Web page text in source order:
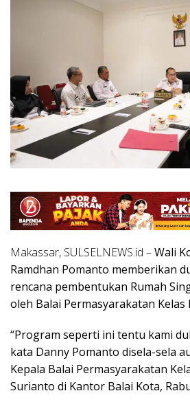
Makassar, SULSELNEWS.id –Wali
Ramdhan Pomanto memberikan
rencana pembentukan Rumah
oleh Balai Permasyarakatan Kelas
“Program seperti ini tentu kami
kata Danny Pomanto disela-sela
Kepala Balai Permasyarakatan
Surianto di Kantor Balai Kota,